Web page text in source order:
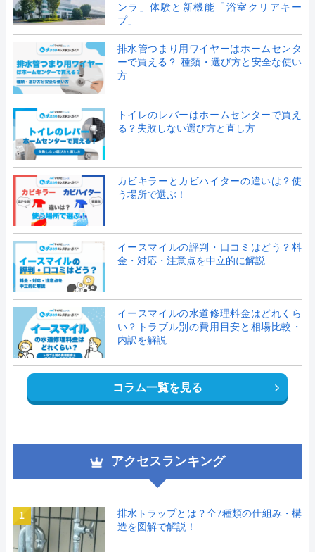
ンラ」体験と新機能「浴室クリアキー
プ」
排水管つまり用ワイヤーはホームセンタ
ーで買える？ 種類・選び方と安全な使い
方
トイレのレバーはホームセンターで買え
る？失敗しない選び方と直し方
カビキラーとカビハイターの違いは？使
う場所で選ぶ！
イースマイルの評判・口コミはどう？料
金・対応・注意点を中立的に解説
イースマイルの水道修理料金はどれくら
い？トラブル別の費用目安と相場比較・
内訳を解説
コラム一覧を見る
アクセスランキング
1
排水トラップとは？全7種類の仕組み・構
造を図解で解説！